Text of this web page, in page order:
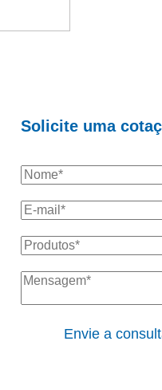
Solicite uma
Envie a